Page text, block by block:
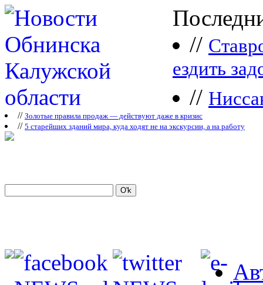
//
ездить
//
// Зoлoтые прaвилa продаж — действуют даже в кризис
// 5 старейших зданий мира, куда ходят не на экскурсии, а на работу